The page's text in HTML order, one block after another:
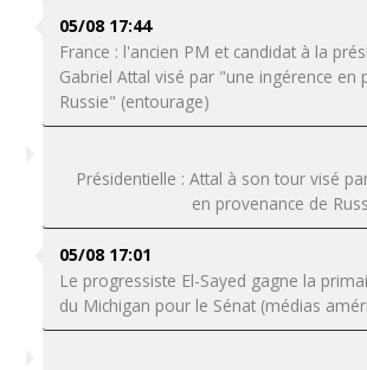
05/08 17:44
France : l'ancien PM et candidat à la
Gabriel Attal visé par "une ingérence en
Russie" (entourage)
Présidentielle : Attal à son tour visé
en provenance de
05/08 17:01
Le progressiste El-Sayed gagne la
du Michigan pour le Sénat (médias